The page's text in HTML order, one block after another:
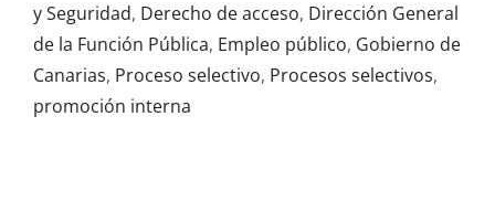
y Seguridad, Derecho de acceso, Dirección General
de la Función Pública, Empleo público, Gobierno de
Canarias, Proceso selectivo, Procesos selectivos,
promoción interna